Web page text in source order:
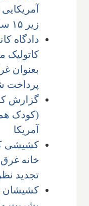
زیر ۱۵ سال دستگیر شد
بعنوان
پرداخت
گزارش
آمریکا
کشیشی
خانه غرق
تجدید